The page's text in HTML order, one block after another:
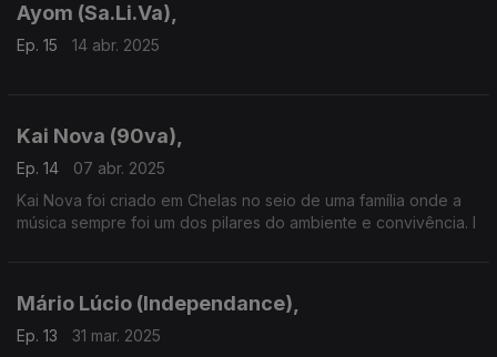
Ayom (Sa.Li.Va),
Ep. 15 14 abr. 2025
Kai Nova (90va),
Ep. 14
07 abr. 2025
Kai Nova foi criado em Chelas no seio de uma família onde a
música sempre foi um dos pilares do ambiente e convivência. I
Mário Lúcio (Independance),
Ep. 13
31 mar. 2025